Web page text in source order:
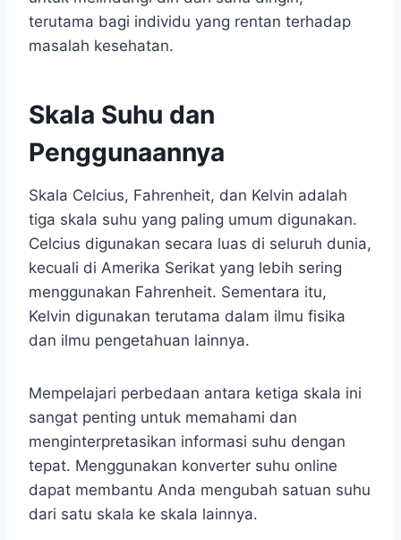
terutama bagi individu yang rentan terhadap
masalah kesehatan.
Skala Suhu dan
Penggunaannya
Skala Celcius, Fahrenheit, dan Kelvin adalah
tiga skala suhu yang paling umum digunakan.
Celcius digunakan secara luas di seluruh dunia,
kecuali di Amerika Serikat yang lebih sering
menggunakan Fahrenheit. Sementara itu,
Kelvin digunakan terutama dalam ilmu fisika
dan ilmu pengetahuan lainnya.
Mempelajari perbedaan antara ketiga skala ini
sangat penting untuk memahami dan
menginterpretasikan informasi suhu dengan
tepat. Menggunakan konverter suhu online
dapat membantu Anda mengubah satuan suhu
dari satu skala ke skala lainnya.